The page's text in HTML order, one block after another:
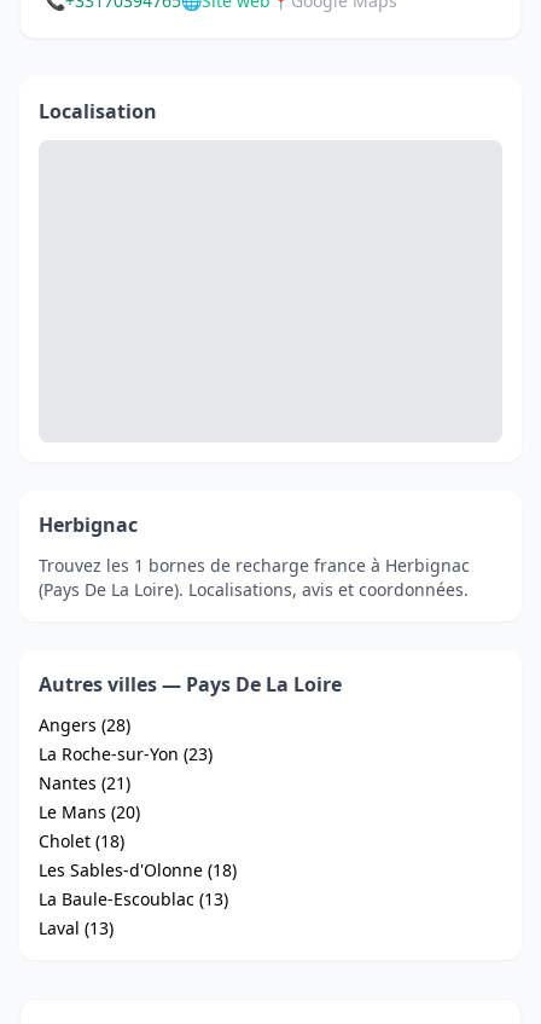
Localisation
Herbignac
Trouvez les 1 bornes de recharge france à Herbignac
(Pays De La Loire). Localisations, avis et coordonnées.
Autres villes — Pays De La Loire
Angers (28)
La Roche-sur-Yon (23)
Nantes (21)
Le Mans (20)
Cholet (18)
Les Sables-d'Olonne (18)
La Baule-Escoublac (13)
Laval (13)